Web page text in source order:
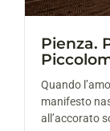
Pienza.
Quando
manifesto
all’accorato